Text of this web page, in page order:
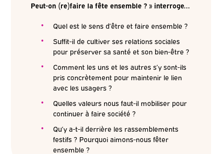
Peut-on (re)faire la fête ensemble ? » interroge…
Quel est le sens d’être et faire ensemble ?
Suffit-il de cultiver ses relations sociales
pour préserver sa santé et son bien-être ?
Comment les uns et les autres s’y sont-ils
pris concrètement pour maintenir le lien
avec les usagers ?
Quelles valeurs nous faut-il mobiliser pour
continuer à faire société ?
Qu’y a-t-il derrière les rassemblements
festifs ? Pourquoi aimons-nous fêter
ensemble ?